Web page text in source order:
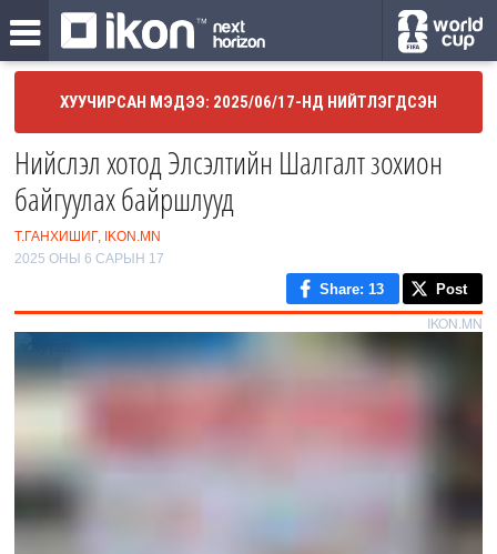
ХУУЧИРСАН МЭДЭЭ: 2025/06/17-НД НИЙТЛЭГДСЭН
Нийслэл хотод Элсэлтийн Шалгалт зохион
байгуулах байршлууд
Т.ГАНХИШИГ, IKON.MN
2025 ОНЫ 6 САРЫН 17
Share: 13 Post
IKON.MN